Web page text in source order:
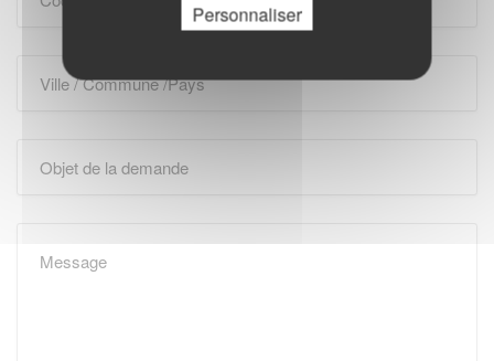
Personnaliser